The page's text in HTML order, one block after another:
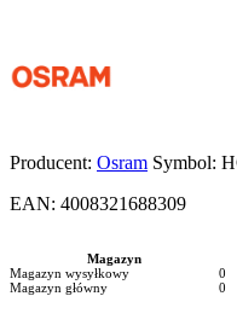
Producent: Osram Symbol:
EAN: 4008321688309
Magazyn
Magazyn wysyłkowy
0
Magazyn główny
0